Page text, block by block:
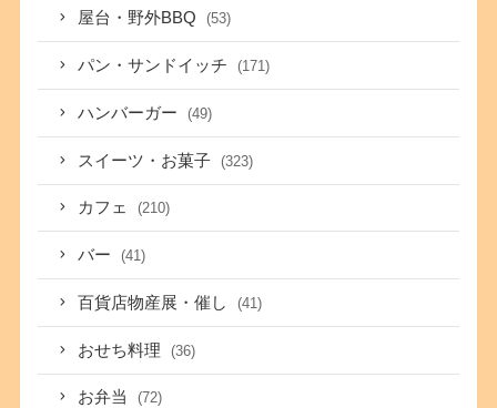
屋台・野外BBQ (53)
パン・サンドイッチ (171)
ハンバーガー (49)
スイーツ・お菓子 (323)
カフェ (210)
バー (41)
百貨店物産展・催し (41)
おせち料理 (36)
お弁当 (72)